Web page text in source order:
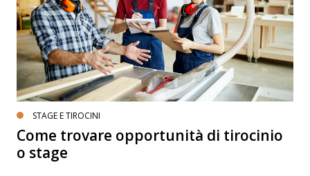
STAGE E TIROCINI
Come trovare opportunità di tirocinio
o stage